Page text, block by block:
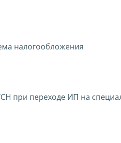
налогообложения
при переходе ИП на